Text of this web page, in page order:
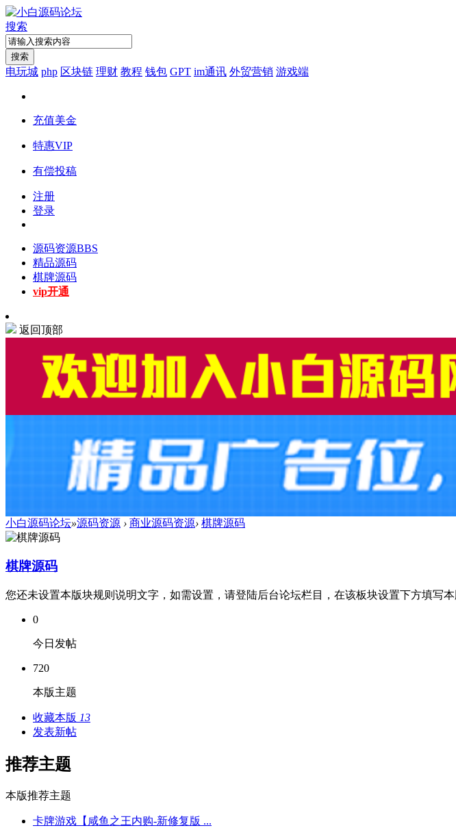
搜索
搜索
电玩城 php 区块链 理财 教程 钱包 GPT im通讯 外贸营销 游戏端
充值美金
特惠VIP
有偿投稿
注册
登录
源码资源BBS
精品源码
棋牌源码
vip开通
返回顶部
小白源码论坛»源码资源 › 商业源码资源› 棋牌源码
棋牌源码
您还未设置本版块规则说明文字，如需设置，请登陆后台论坛栏目，在该板块设置下方填写本
0
今日发帖
720
本版主题
收藏本版 13
发表新帖
推荐主题
本版推荐主题
卡牌游戏【咸鱼之王内购-新修复版 ...